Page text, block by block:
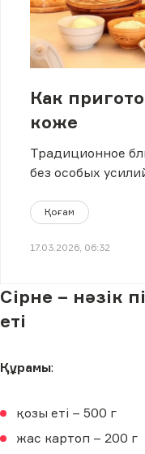
Как
коже
Традиционное
без особых
Қоғам
17.03.2026, 06:32
Сірне – нәзік
еті
Құрамы:
қозы еті – 500 г
жас картоп – 200 г